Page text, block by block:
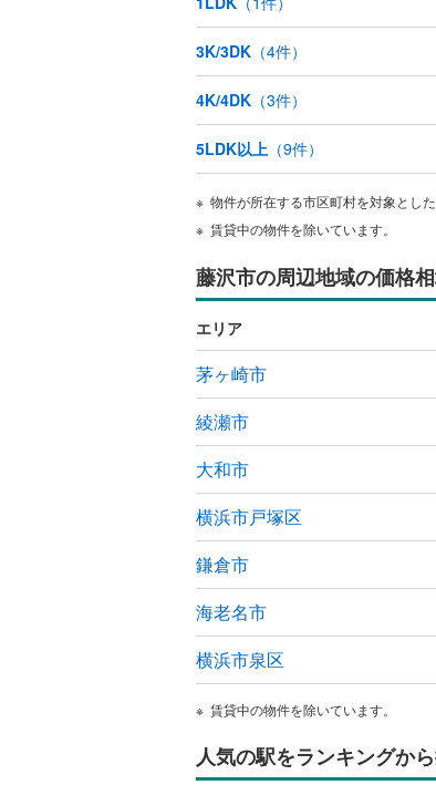
3K/3DK （4件）
4K/4DK （3件）
5LDK以上 （9件）
物件が所在する市区町村を対象とし
賃貸中の物件を除いています。
藤沢市の周辺地域の価格
エリア
茅ヶ崎市
綾瀬市
大和市
横浜市戸塚区
鎌倉市
海老名市
横浜市泉区
賃貸中の物件を除いています。
人気の駅をランキングか